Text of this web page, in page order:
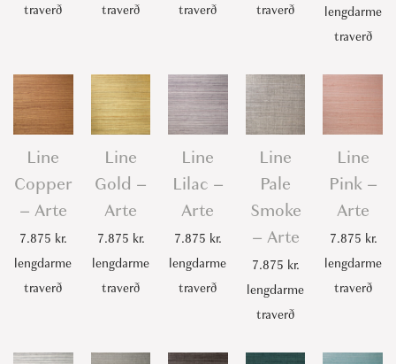
traverð
traverð
traverð
traverð
lengdarme
traverð
Line
Copper
– Arte
7.875 kr.
lengdarme
traverð
Line
Gold –
Arte
7.875 kr.
lengdarme
traverð
Line
Lilac –
Arte
7.875 kr.
lengdarme
traverð
Line
Pale
Smoke
– Arte
7.875 kr.
lengdarme
traverð
Line
Pink –
Arte
7.875 kr.
lengdarme
traverð